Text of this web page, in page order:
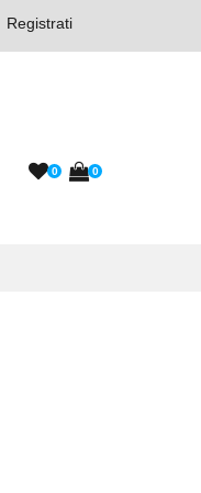
Registrati
0 0